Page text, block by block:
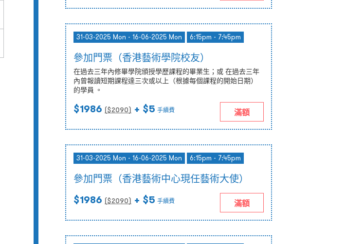
31-03-2025 Mon - 16-06-2025 Mon 6:15pm - 7:45pm
參加門票（香港藝術學院校友）
在過去三年內修畢學院頒授學歷課程的畢業生；或 在過去三年
內曾報讀短期課程達三次或以上（根據每個課程的開始日期）
的學員 。
$1986 ($2090) + $5 手續費 滿額
31-03-2025 Mon - 16-06-2025 Mon 6:15pm - 7:45pm
參加門票（香港藝術中心現任藝術大使）
$1986 ($2090) + $5 手續費 滿額